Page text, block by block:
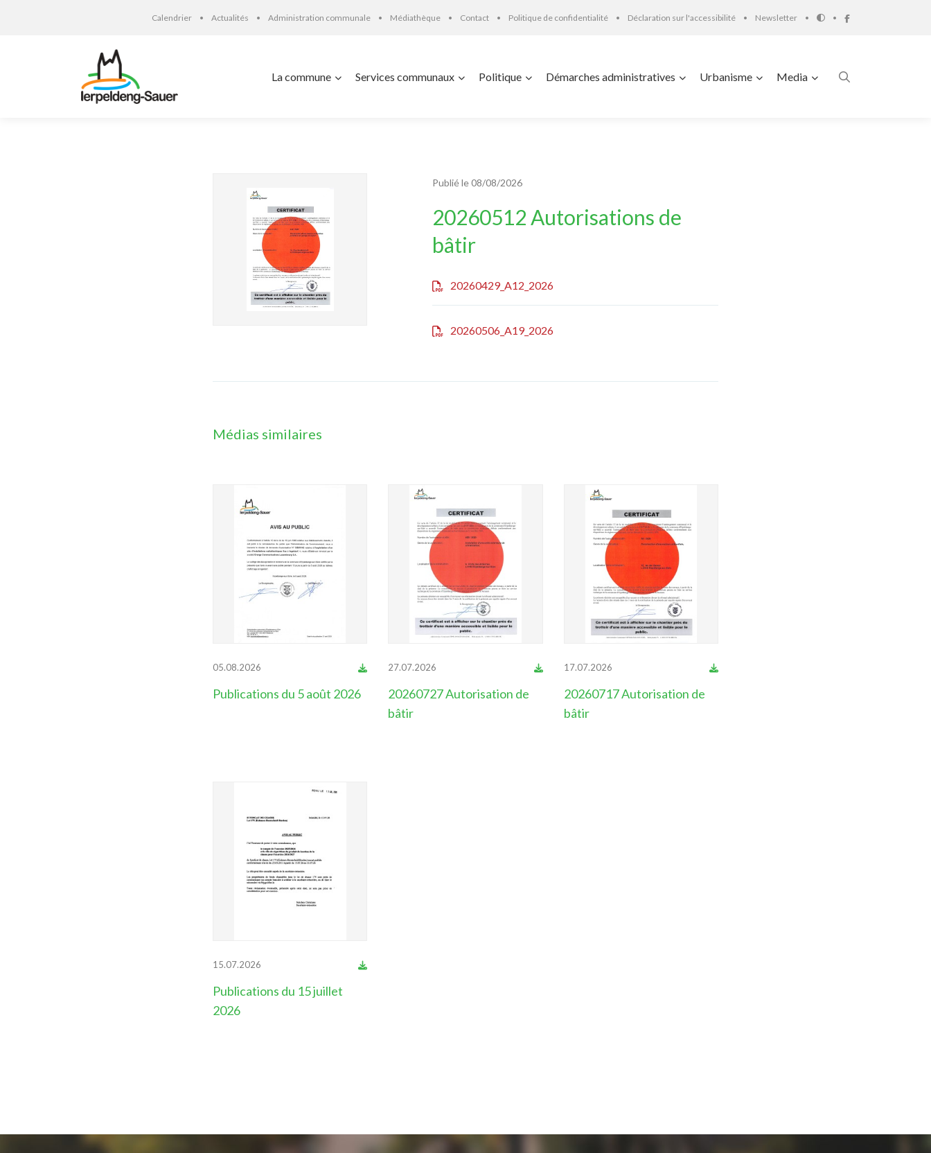
Calendrier Actualités Administration communale Médiathèque Contact Politique de confidentialité Déclaration sur l'accessibilité Newsletter
La commune Services communaux Politique Démarches administratives Urbanisme Media
Publié le 08/08/2026
20260512 Autorisations de
bâtir
20260429_A12_2026
20260506_A19_2026
Médias similaires
05.08.2026
Publications du 5 août 2026
27.07.2026
20260727 Autorisation de
bâtir
17.07.2026
20260717 Autorisation de
bâtir
15.07.2026
Publications du 15 juillet
2026